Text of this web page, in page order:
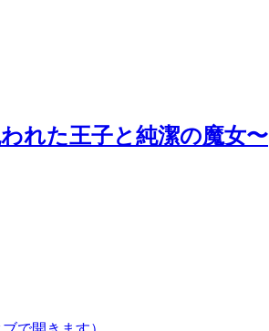
れた王子と純潔の魔女〜